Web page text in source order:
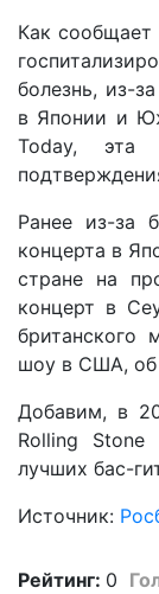
Как сообщает
болезнь, из-
в Японии и
Today, эта
Ранее из-за
концерта в
стране на
концерт в
британского
шоу в США, об
Добавим, в
Rolling
лучших бас-
Источник:
Рейтинг: 0